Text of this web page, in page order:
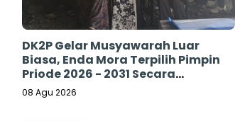
DK2P Gelar Musyawarah Luar
Biasa, Enda Mora Terpilih Pimpin
Priode 2026 - 2031 Secara
Aklamasi
08 Agu 2026